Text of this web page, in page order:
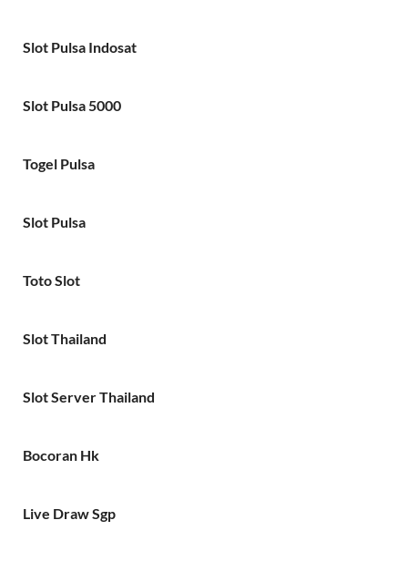
Slot Pulsa Indosat
Slot Pulsa 5000
Togel Pulsa
Slot Pulsa
Toto Slot
Slot Thailand
Slot Server Thailand
Bocoran Hk
Live Draw Sgp